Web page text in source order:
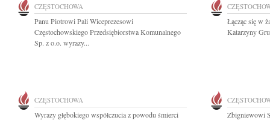
CZĘSTOCHOWA
Panu Piotrowi Pali Wiceprezesowi
Częstochowskiego Przedsiębiorstwa Komunalnego
Sp. z o.o. wyrazy...
Łącząc się w
Katarzyny
CZĘSTOCHOWA
Wyrazy głębokiego współczucia z powodu śmierci
Zbigniewowi